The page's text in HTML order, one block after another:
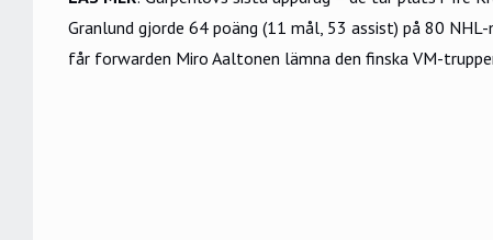
Granlund gjorde 64 poäng (11 mål, 53 assist) på 80
får forwarden Miro Aaltonen lämna den finska VM-